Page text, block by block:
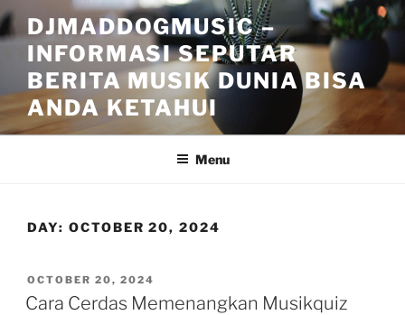
Skip
to
content
DJMADDOGMUSIC –
INFORMASI SEPUTAR
BERITA MUSIK DUNIA BISA
ANDA KETAHUI
Menu
DAY: OCTOBER 20, 2024
POSTED
ON
OCTOBER 20, 2024
Cara Cerdas Memenangkan Musikquiz